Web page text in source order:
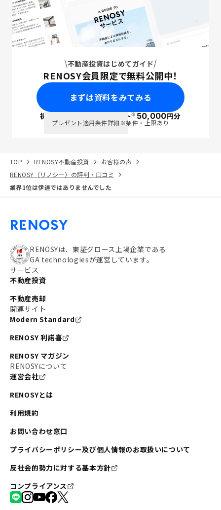
不動産投資はじめてガイド
RENOSY会員限定で無料公開中！
まずは資料をみてみる
初回面談で ポイント※50,000円分
プレゼント適用条件詳細※条件・上限あり
TOP RENOSY不動産投資
お客様の声
RENOSY（リノシー）の評判・口コミ
業界1位は伊達ではありませんでした
RENOSYは、東証グロース上場企業である
GA technologiesが運営しています。
サービス
不動産投資
不動産売却
関連サイト
Modern Standard
RENOSY 利諾喜
RENOSY マガジン
RENOSYについて
運営会社
RENOSYとは
利用規約
お問い合わせ窓口
プライバシーポリシー及び個人情報のお取扱いについて
反社会的勢力に対する基本方針
コンプライアンス